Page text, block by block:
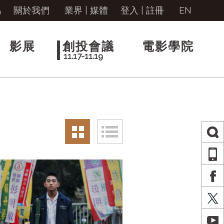
關於我們 業界 | 媒體 登入 註冊 EN
影展 創投會議
11.17-11.19
電影學院
X